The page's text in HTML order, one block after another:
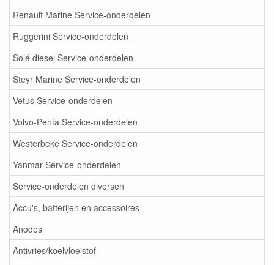
Renault Marine Service-onderdelen
Ruggerini Service-onderdelen
Solé diesel Service-onderdelen
Steyr Marine Service-onderdelen
Vetus Service-onderdelen
Volvo-Penta Service-onderdelen
Westerbeke Service-onderdelen
Yanmar Service-onderdelen
Service-onderdelen diversen
Accu's, batterijen en accessoires
Anodes
Antivries/koelvloeistof